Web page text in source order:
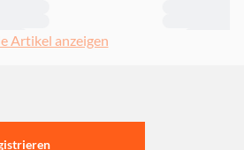
Artikel anzeigen